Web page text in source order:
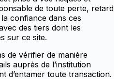
de toute perte, retard
confiance dans ces
des tiers dont les
sur ce site.
de vérifier de manière
auprès de l’institution
d’entamer toute transaction.